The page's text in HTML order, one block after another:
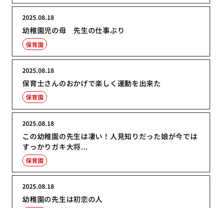
幼稚園児の母 先生の仕事ぶり
2025.08.18
保育園
保育士さんのおかげで楽しく運動を出来た
2025.08.18
保育園
この幼稚園の先生は凄い！人見知りだった娘が今では
すっかりガキ大将…
2025.08.18
保育園
幼稚園の先生は初恋の人
2025.08.18